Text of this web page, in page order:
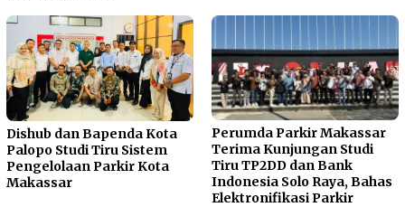
Dishub dan Bapenda Kota
Palopo Studi Tiru Sistem
Pengelolaan Parkir Kota
Makassar
Perumda Parkir Makassar
Terima Kunjungan Studi
Tiru TP2DD dan Bank
Indonesia Solo Raya, Bahas
Elektronifikasi Parkir